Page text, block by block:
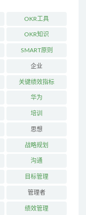
OKR工具
OKR知识
SMART原则
企业
关键绩效指标
华为
培训
思想
战略规划
沟通
目标管理
管理者
绩效管理